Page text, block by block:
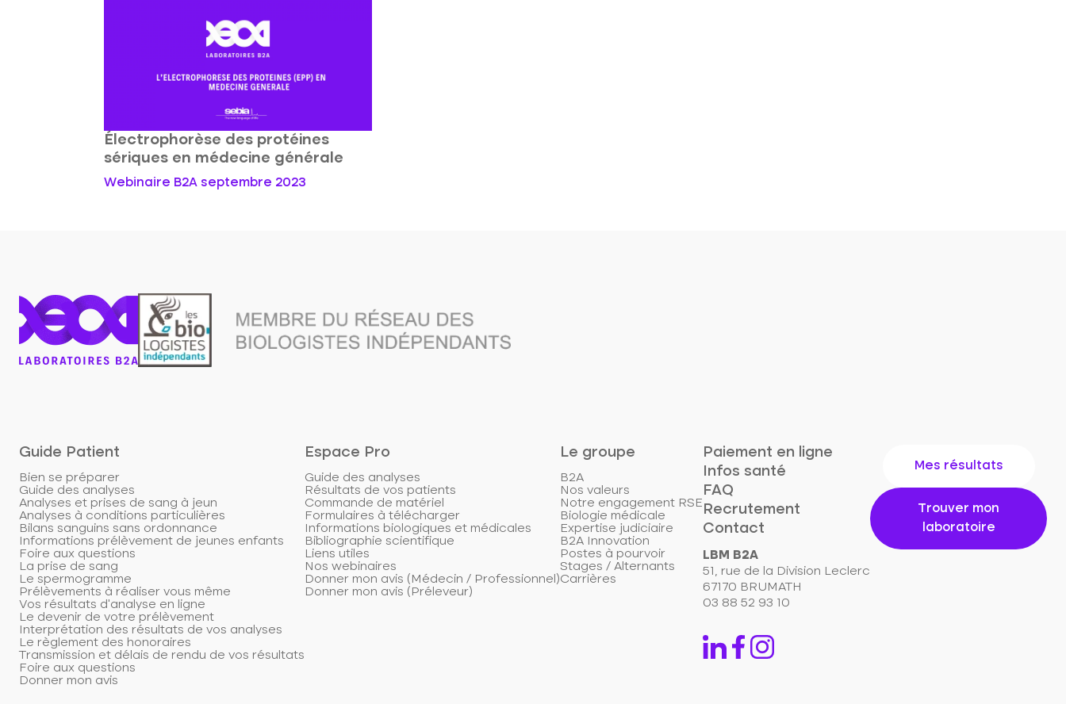
Électrophorèse des protéines
sériques en médecine générale
Webinaire B2A septembre 2023
Guide Patient
Bien se préparer
Guide des analyses
Analyses et prises de sang à jeun
Analyses à conditions particulières
Bilans sanguins sans ordonnance
Informations prélèvement de jeunes enfants
Foire aux questions
La prise de sang
Le spermogramme
Prélèvements à réaliser vous même
Vos résultats d'analyse en ligne
Le devenir de votre prélèvement
Interprétation des résultats de vos analyses
Le règlement des honoraires
Transmission et délais de rendu de vos résultats
Foire aux questions
Donner mon avis
Espace Pro
Guide des analyses
Résultats de vos patients
Commande de matériel
Formulaires à télécharger
Informations biologiques et médicales
Bibliographie scientifique
Liens utiles
Nos webinaires
Donner mon avis (Médecin / Professionnel)
Donner mon avis (Préleveur)
Le groupe
B2A
Nos valeurs
Notre engagement RSE
Biologie médicale
Expertise judiciaire
B2A Innovation
Postes à pourvoir
Stages / Alternants
Carrières
Paiement en ligne
Infos santé
FAQ
Recrutement
Contact
LBM B2A
51, rue de la Division Leclerc
67170 BRUMATH
03 88 52 93 10
Mes résultats
Trouver mon
laboratoire